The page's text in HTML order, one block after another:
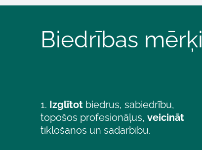
Biedrības mērķi
1. Izglītot biedrus, sabiedrību,
topošos profesionāļus, veicināt
tīklošanos un sadarbību.